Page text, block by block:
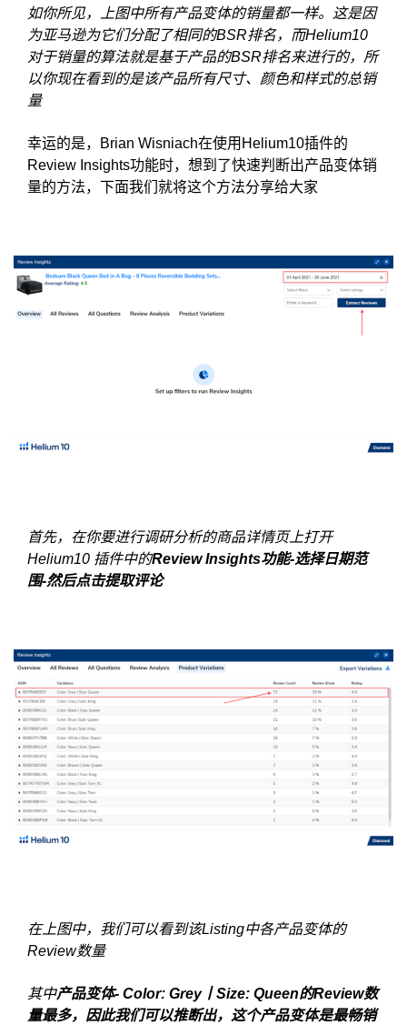
如你所见，上图中所有产品变体的销量都一样。这是因
为亚马逊为它们分配了相同的BSR排名，而Helium10
对于销量的算法就是基于产品的BSR排名来进行的，所
以你现在看到的是该产品所有尺寸、颜色和样式的总销
量
幸运的是，Brian Wisniach在使用Helium10插件的
Review Insights功能时，想到了快速判断出产品变体销
量的方法，下面我们就将这个方法分享给大家
首先，在你要进行调研分析的商品详情页上打开
Helium10 插件中的Review Insights功能-选择日期范
围-然后点击提取评论
在上图中，我们可以看到该Listing中各产品变体的
Review数量
其中产品变体- Color: Grey丨Size: Queen的Review数
量最多，因此我们可以推断出，这个产品变体是最畅销